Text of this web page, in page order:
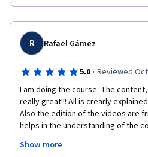
CLARAS Y SENCILLAS.
R Rafael Gámez
5.0 · Reviewed
I am doing the course. The
really great!!! All is crearly
Also the edition of the videos are
helps in the understanding of the
Thanks very much to the Beatiful
Show more